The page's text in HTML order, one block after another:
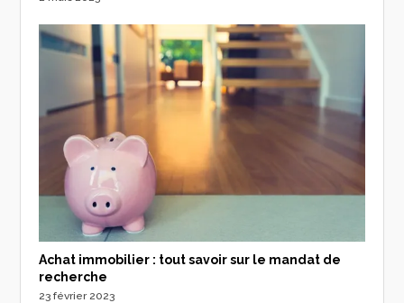
Achat immobilier : tout savoir sur le mandat de
recherche
23 février 2023